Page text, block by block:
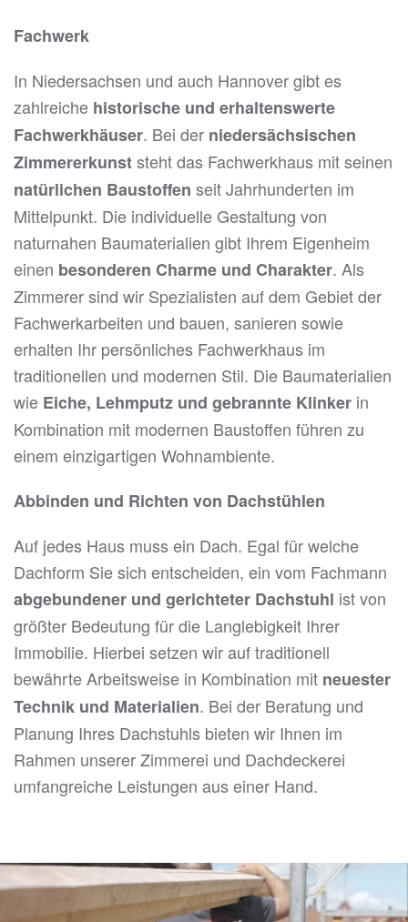
Fachwerk
In Niedersachsen und auch Hannover gibt es
zahlreiche historische und erhaltenswerte
Fachwerkhäuser. Bei der niedersächsischen
Zimmererkunststeht das Fachwerkhaus mit seinen
natürlichen Baustoffen seit Jahrhunderten im
Mittelpunkt. Die individuelle Gestaltung von
naturnahen Baumaterialien gibt Ihrem Eigenheim
einen besonderen Charme und Charakter. Als
Zimmerer sind wir Spezialisten auf dem Gebiet der
Fachwerkarbeiten und bauen, sanieren sowie
erhalten Ihr persönliches Fachwerkhaus im
traditionellen und modernen Stil. Die Baumaterialien
wie Eiche, Lehmputz und gebrannte Klinker in
Kombination mit modernen Baustoffen führen zu
einem einzigartigen Wohnambiente.
Abbinden und Richten von Dachstühlen
Auf jedes Haus muss ein Dach. Egal für welche
Dachform Sie sich entscheiden, ein vom Fachmann
abgebundener und gerichteter Dachstuhl ist von
größter Bedeutung für die Langlebigkeit Ihrer
Immobilie. Hierbei setzen wir auf traditionell
bewährte Arbeitsweise in Kombination mit neuester
Technik und Materialien. Bei der Beratung und
Planung Ihres Dachstuhls bieten wir Ihnen im
Rahmen unserer Zimmerei und Dachdeckerei
umfangreiche Leistungen aus einer Hand.